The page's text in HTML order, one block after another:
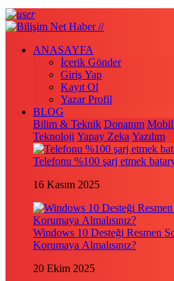
ANASAYFA
İçerik Gönder
Giriş Yap
Kayıt Ol
Yazar Profil
BLOG
Bilim & Teknik Donanım
Teknoloji Yapay Zeka Yazılım
Telefonu %100 şarj etmek
16 Kasım 2025
Windows 10 Desteği Resmen
Korumaya Almalısınız?
20 Ekim 2025